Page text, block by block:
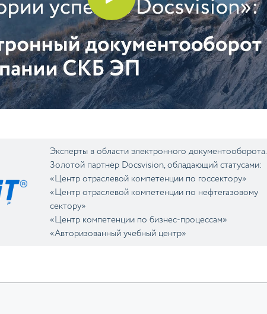
Эксперты в области электронного документооборота.
Золотой партнёр Docsvision, обладающий статусами:
«Центр отраслевой компетенции по госсектору»
«Центр отраслевой компетенции по нефтегазовому
сектору»
«Центр компетенции по бизнес-процессам»
«Авторизованный учебный центр»